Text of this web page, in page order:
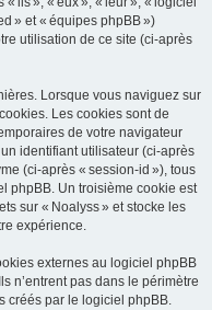
e
» et « équipes phpBB »)
utilisation de ce site (ci-après
Lorsque vous naviguez sur
Les cookies sont de
de votre navigateur
identifiant utilisateur (ci-après
(ci-après « session-id »), tous
phpBB. Un troisième cookie est
sur « Noalyss » et stocke les
expérience.
externes au logiciel phpBB
n’entrent pas dans le périmètre
créés par le logiciel phpBB.